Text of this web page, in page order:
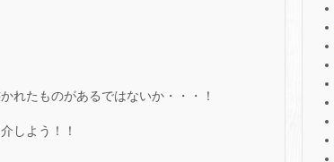
れたものがあるではないか・・・！
しよう！！